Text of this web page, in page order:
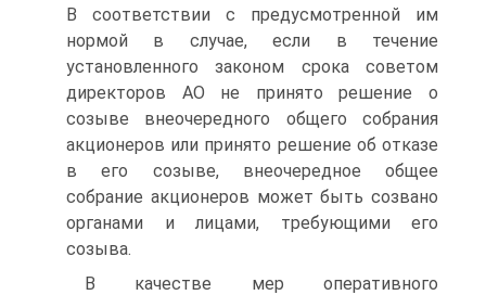
В соответствии с предусмотренной им
нормой в случае, если в течение
установленного законом срока советом
директоров АО не принято решение о
созыве внеочередного общего собрания
акционеров или принято решение об отказе
в его созыве, внеочередное общее
собрание акционеров может быть созвано
органами и лицами, требующими его
созыва.
В качестве мер оперативного